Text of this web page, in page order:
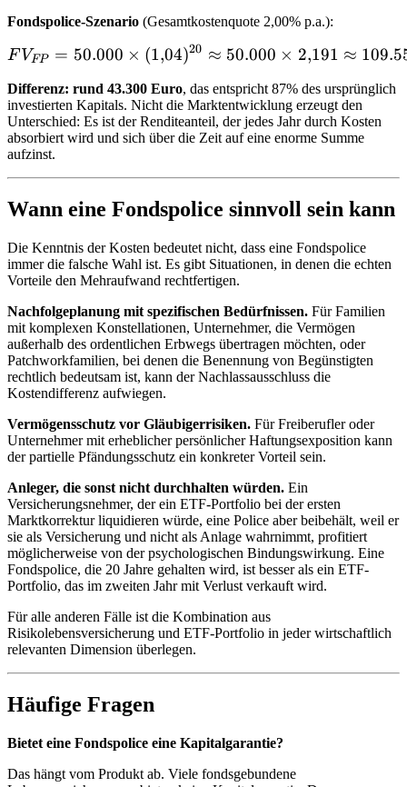
Fondspolice-Szenario (Gesamtkostenquote 2,00% p.a.):
FV_{FP} = 50.000
F VFP = 50.000 × (1,04)20 ≈ 50.000 × 2,191 ≈
Differenz: rund 43.300 Euro, das entspricht 87% des ursprünglich
investierten Kapitals. Nicht die Marktentwicklung erzeugt den
Unterschied: Es ist der Renditeanteil, der jedes Jahr durch Kosten
absorbiert wird und sich über die Zeit auf eine enorme Summe
aufzinst.
Wann eine Fondspolice sinnvoll sein kann
Die Kenntnis der Kosten bedeutet nicht, dass eine Fondspolice
immer die falsche Wahl ist. Es gibt Situationen, in denen die echten
Vorteile den Mehraufwand rechtfertigen.
Nachfolgeplanung mit spezifischen Bedürfnissen. Für Familien
mit komplexen Konstellationen, Unternehmer, die Vermögen
außerhalb des ordentlichen Erbwegs übertragen möchten, oder
Patchworkfamilien, bei denen die Benennung von Begünstigten
rechtlich bedeutsam ist, kann der Nachlassausschluss die
Kostendifferenz aufwiegen.
Vermögensschutz vor Gläubigerrisiken. Für Freiberufler oder
Unternehmer mit erheblicher persönlicher Haftungsexposition kann
der partielle Pfändungsschutz ein konkreter Vorteil sein.
Anleger, die sonst nicht durchhalten würden. Ein
Versicherungsnehmer, der ein ETF-Portfolio bei der ersten
Marktkorrektur liquidieren würde, eine Police aber beibehält, weil er
sie als Versicherung und nicht als Anlage wahrnimmt, profitiert
möglicherweise von der psychologischen Bindungswirkung. Eine
Fondspolice, die 20 Jahre gehalten wird, ist besser als ein ETF-
Portfolio, das im zweiten Jahr mit Verlust verkauft wird.
Für alle anderen Fälle ist die Kombination aus
Risikolebensversicherung und ETF-Portfolio in jeder wirtschaftlich
relevanten Dimension überlegen.
Häufige Fragen
Bietet eine Fondspolice eine Kapitalgarantie?
Das hängt vom Produkt ab. Viele fondsgebundene